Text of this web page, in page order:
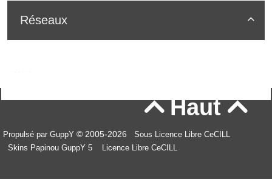

Réseaux
Haut
Propulsé par GuppY © 2005-2026
Sous Licence Libre CeCILL
Skins Papinou GuppY 5
Licence Libre CeCILL